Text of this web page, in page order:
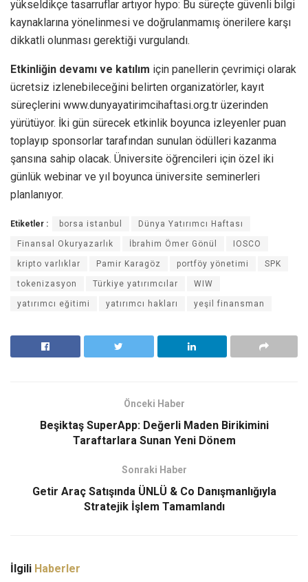
yükseldikçe tasarruflar artıyor hypo: Bu süreçte güvenli bilgi
kaynaklarına yönelinmesi ve doğrulanmamış önerilere karşı
dikkatli olunması gerektiği vurgulandı.
Etkinliğin devamı ve katılım için panellerin çevrimiçi olarak
ücretsiz izlenebileceğini belirten organizatörler, kayıt
süreçlerini www.dunyayatirimcihaftasi.org.tr üzerinden
yürütüyor. İki gün sürecek etkinlik boyunca izleyenler puan
toplayıp sponsorlar tarafından sunulan ödülleri kazanma
şansına sahip olacak. Üniversite öğrencileri için özel iki
günlük webinar ve yıl boyunca üniversite seminerleri
planlanıyor.
Etiketler : borsa istanbul Dünya Yatırımcı Haftası
Finansal Okuryazarlık İbrahim Ömer Gönül IOSCO
kripto varlıklar Pamir Karagöz portföy yönetimi SPK
tokenizasyon Türkiye yatırımcılar WIW
yatırımcı eğitimi yatırımcı hakları yeşil finansman
Önceki Haber
Beşiktaş SuperApp: Değerli Maden Birikimini
Taraftarlara Sunan Yeni Dönem
Sonraki Haber
Getir Araç Satışında ÜNLÜ & Co Danışmanlığıyla
Stratejik İşlem Tamamlandı
İlgili Haberler